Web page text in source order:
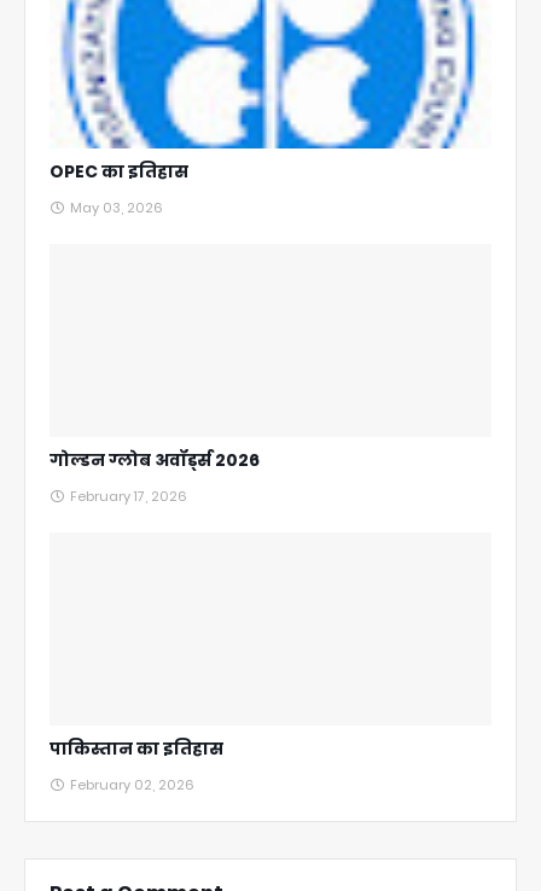
OPEC का इतिहास
May 03, 2026
गोल्डन ग्लोब अवॉर्ड्स 2026
February 17, 2026
पाकिस्तान का इतिहास
February 02, 2026